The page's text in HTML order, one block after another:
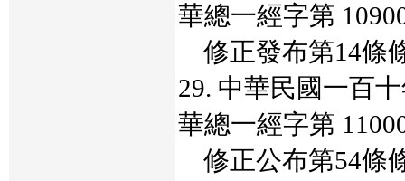
華總一經字第
修正發布第14條
29. 中華民國一百
華總一經字第
修正公布第54條